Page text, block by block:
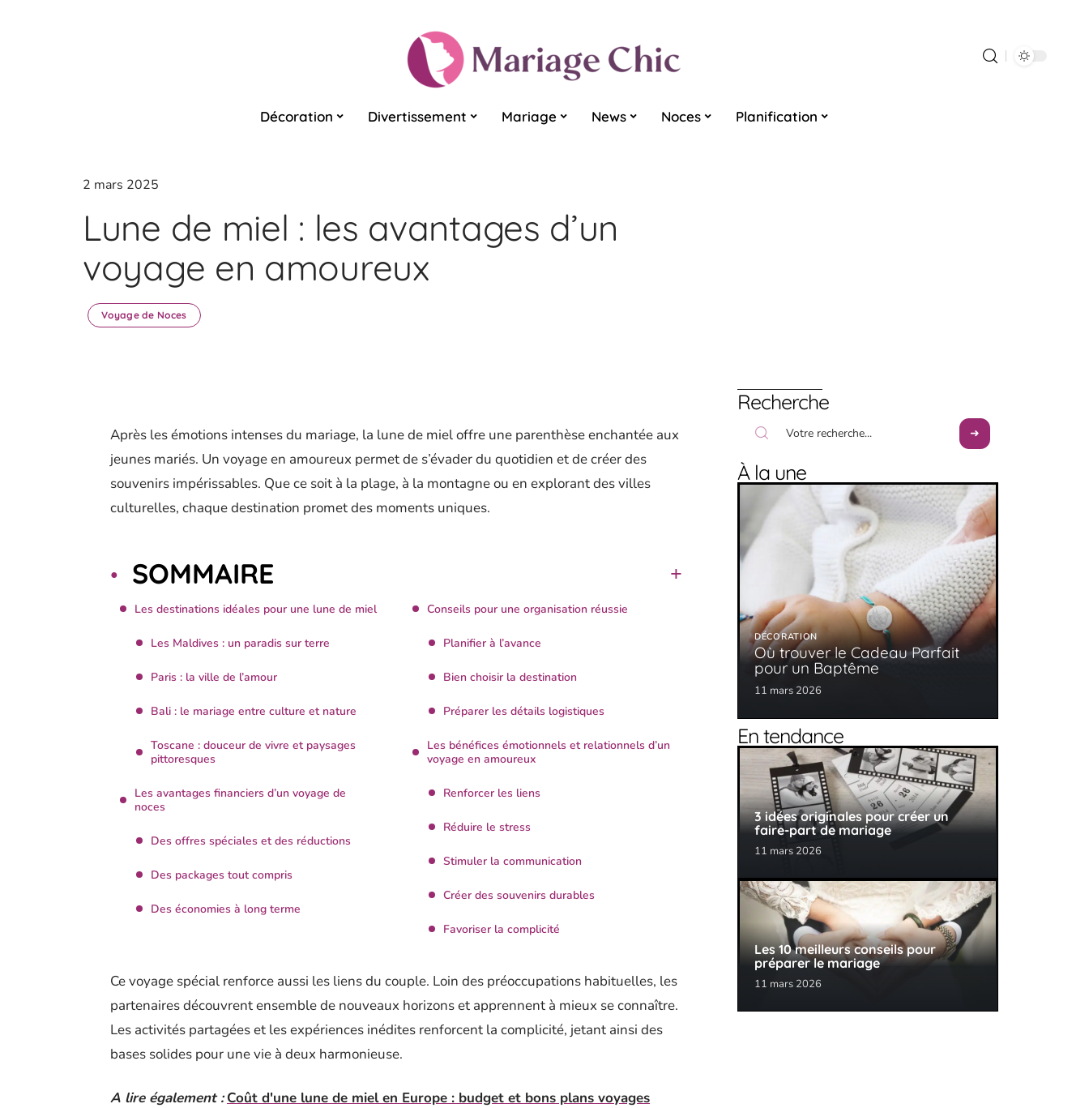
Décoration Divertissement Mariage News Noces Planification
2 mars 2025
Lune de miel : les avantages d’un
voyage en amoureux
Voyage de Noces
Après les émotions intenses du mariage, la lune de miel offre une parenthèse enchantée aux
jeunes mariés. Un voyage en amoureux permet de s’évader du quotidien et de créer des
souvenirs impérissables. Que ce soit à la plage, à la montagne ou en explorant des villes
culturelles, chaque destination promet des moments uniques.
SOMMAIRE
Les destinations idéales pour une lune de miel
Les Maldives : un paradis sur terre
Paris : la ville de l’amour
Bali : le mariage entre culture et nature
Toscane : douceur de vivre et paysages
pittoresques
Les avantages financiers d’un voyage de
noces
Des offres spéciales et des réductions
Des packages tout compris
Des économies à long terme
Conseils pour une organisation réussie
Planifier à l’avance
Bien choisir la destination
Préparer les détails logistiques
Les bénéfices émotionnels et relationnels d’un
voyage en amoureux
Renforcer les liens
Réduire le stress
Stimuler la communication
Créer des souvenirs durables
Favoriser la complicité
Ce voyage spécial renforce aussi les liens du couple. Loin des préoccupations habituelles, les
partenaires découvrent ensemble de nouveaux horizons et apprennent à mieux se connaître.
Les activités partagées et les expériences inédites renforcent la complicité, jetant ainsi des
bases solides pour une vie à deux harmonieuse.
A lire également : Coût d'une lune de miel en Europe : budget et bons plans voyages
Recherche
À la une
DÉCORATION
Où trouver le Cadeau Parfait
pour un Baptême
11 mars 2026
En tendance
3 idées originales pour créer un
faire-part de mariage
11 mars 2026
Les 10 meilleurs conseils pour
préparer le mariage
11 mars 2026